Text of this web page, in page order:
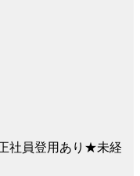
社員登用あり★未経